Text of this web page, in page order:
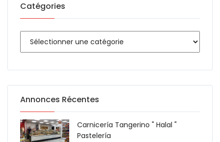
Catégories
Annonces Récentes
Carnicería Tangerino " Halal "
Pastelería